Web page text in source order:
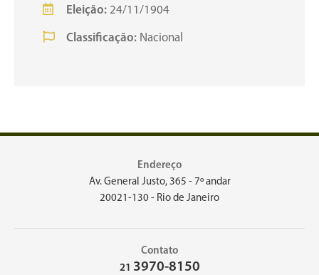
Eleição: 24/11/1904
Classificação: Nacional
Endereço
Av. General Justo, 365 - 7º andar
20021-130 - Rio de Janeiro
Contato
21 3970-8150